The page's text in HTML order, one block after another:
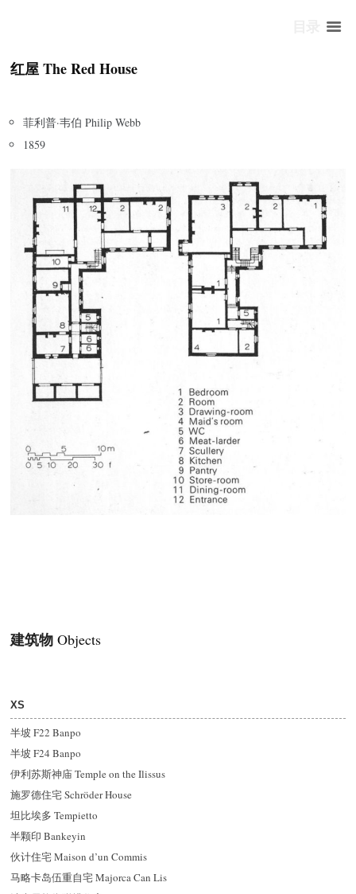
红屋 The Red House
菲利普·韦伯 Philip Webb
1859
建筑物Objects
XS
半坡 F22 Banpo
半坡 F24 Banpo
伊利苏斯神庙 Temple on the Ilissus
施罗德住宅 Schröder House
坦比埃多 Tempietto
半颗印 Bankeyin
伙计住宅 Maison d’un Commis
马略卡岛伍重自宅 Majorca Can Lis